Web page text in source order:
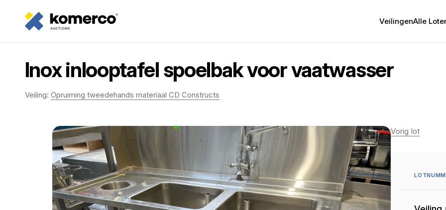
VeilingenAlle
Inox inlooptafel spoelbak voor vaatwasser
Veiling: Opruiming tweedehands materiaal CD Constructs
Vorig lot